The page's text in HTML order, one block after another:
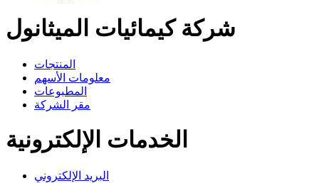
شركة كيمائيات الميثانول
المنتجات
معلومات الأسهم
المطبوعات
مقر الشركة
الخدمات الإلكترونية
البريد الإلكتروني